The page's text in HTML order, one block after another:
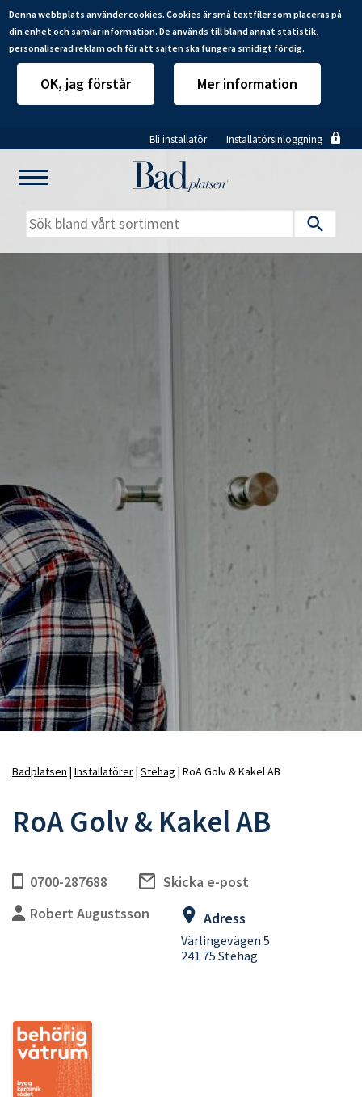
Denna webbplats använder cookies. Cookies är små textfiler som placeras på
din enhet och samlar information. De används till bland annat statistik,
personaliserad reklam och för att sajten ska fungera smidigt för dig.
OK, jag förstår Mer information
till
huvudinnehåll
Bli installatör Installatörsinloggning
Våra varumärken
Badplatsen Installatörer Stehag RoA Golv & Kakel AB
RoA Golv & Kakel AB
0700-287688
Skicka e-post
Robert Augustsson
Adress
Värlingevägen 5
241 75 Stehag